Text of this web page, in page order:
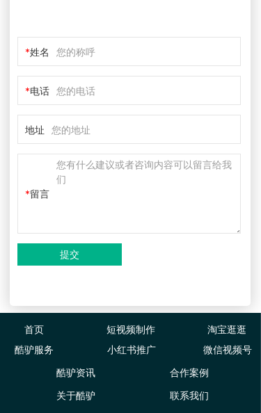
姓名
电话
地址
留言
提交
短视频制作
首页
酷驴资讯
关于酷驴
小红书推广
酷驴服务
合作案例
淘宝逛逛
微信视频号
联系我们